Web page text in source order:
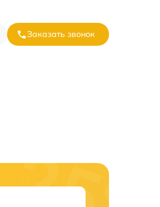
Заказать звонок